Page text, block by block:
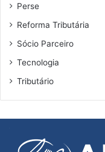
Perse
Reforma Tributária
Sócio Parceiro
Tecnologia
Tributário